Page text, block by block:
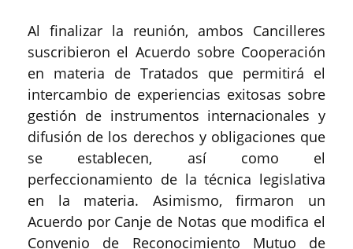
Al finalizar la reunión, ambos Cancilleres
suscribieron el Acuerdo sobre Cooperación
en materia de Tratados que permitirá el
intercambio de experiencias exitosas sobre
gestión de instrumentos internacionales y
difusión de los derechos y obligaciones que
se establecen, así como el
perfeccionamiento de la técnica legislativa
en la materia. Asimismo, firmaron un
Acuerdo por Canje de Notas que modifica el
Convenio de Reconocimiento Mutuo de